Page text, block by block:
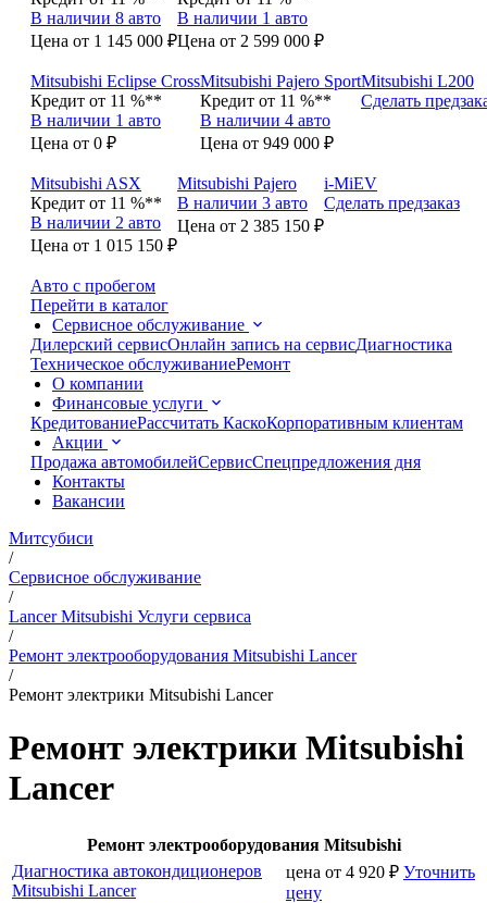
В наличии 8 авто
Цена от 1 145 000 ₽
В наличии 1 авто
Цена от 2 599 000 ₽
Mitsubishi Eclipse Cross
Кредит от 11 %**
В наличии 1 авто
Цена от 0 ₽
Mitsubishi Pajero Sport
Кредит от 11 %**
В наличии 4 авто
Цена от 949 000 ₽
Mitsubishi L200
Сделать
Mitsubishi ASX
Кредит от 11 %**
В наличии 2 авто
Цена от 1 015 150 ₽
Mitsubishi Pajero
В наличии 3 авто
Цена от 2 385 150 ₽
i-MiEV
Сделать предзаказ
Авто с пробегом
Перейти в каталог
Сервисное обслуживание
Дилерский сервисОнлайн запись на сервисДиагностика
Техническое обслуживаниеРемонт
О компании
Финансовые услуги
КредитованиеРассчитать КаскоКорпоративным клиентам
Акции
Продажа автомобилейСервисСпецпредложения дня
Контакты
Вакансии
Митсубиси
/
Сервисное обслуживание
/
Lancer Mitsubishi Услуги сервиса
/
Ремонт электрооборудования Mitsubishi Lancer
/
Ремонт электрики Mitsubishi Lancer
Ремонт электрики Mitsubishi
Lancer
Ремонт электрооборудования Mitsubishi
Диагностика автокондиционеров
Mitsubishi Lancer
цена от 4 920 ₽ Уточнить
цену